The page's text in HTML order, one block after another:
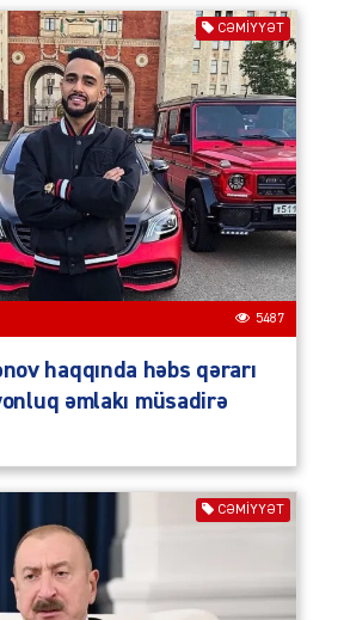
CƏMIYYƏT
5487
haqqında həbs qərarı
əmlakı müsadirə
CƏMIYYƏT